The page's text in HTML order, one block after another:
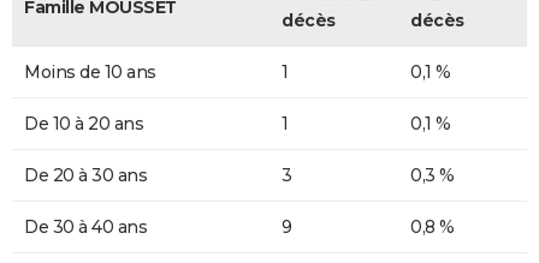
Famille MOUSSET
décès
décès
Moins de 10 ans 1 0,1 %
De 10 à 20 ans 1 0,1 %
De 20 à 30 ans 3 0,3 %
De 30 à 40 ans 9 0,8 %